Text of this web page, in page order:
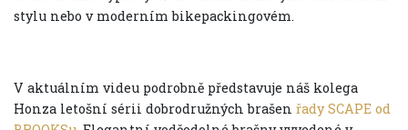
stylu nebo v moderním bikepackingovém.
V aktuálním videu podrobně představuje náš kolega
Honza letošní sérii dobrodružných brašen řady SCAPE od